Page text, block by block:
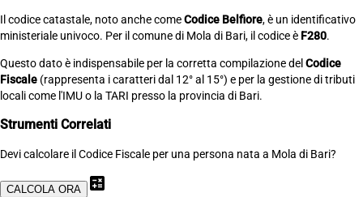
Il codice catastale, noto anche comeCodice Belfiore, è un identificativo
ministeriale univoco. Per il comune di Mola di Bari, il codice è F280.
Questo dato è indispensabile per la corretta compilazione del Codice
Fiscale (rappresenta i caratteri dal 12° al 15°) e per la gestione di tributi
locali come l'IMU o la TARI presso la provincia di Bari.
Strumenti Correlati
Devi calcolare il Codice Fiscale per una persona nata a Mola di Bari?
CALCOLA ORA calculate